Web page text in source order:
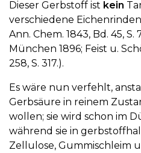
Dieser Gerbstoff ist kein
verschiedene
Ann. Chem. 1843, Bd. 45, S.
München 1896; Feist u.
258, S. 317.).
Es wäre nun verfehlt,
Gerbsäure in reinem
wollen; sie wird schon im
während sie in
Zellulose, Gummischleim